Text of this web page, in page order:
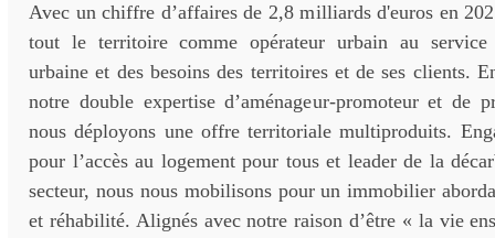
Avec un chiffre d’affaires de 2,8 milliards d'euros en
tout le territoire comme opérateur urbain au service
urbaine et des besoins des territoires et de ses clients.
notre double expertise d’aménageur-promoteur et de
nous déployons une offre territoriale multiproduits.
pour l’accès au logement pour tous et leader de la
secteur, nous nous mobilisons pour un immobilier
et réhabilité. Alignés avec notre raison d’être « la vie